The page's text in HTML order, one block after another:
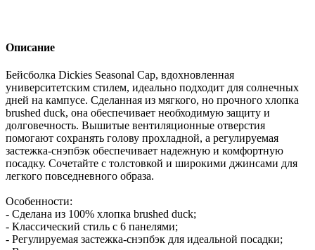
Описание
Бейсболка Dickies Seasonal Cap, вдохновленная
университетским стилем, идеально подходит для солнечных
дней на кампусе. Сделанная из мягкого, но прочного хлопка
brushed duck, она обеспечивает необходимую защиту и
долговечность. Вышитые вентиляционные отверстия
помогают сохранять голову прохладной, а регулируемая
застежка-снэпбэк обеспечивает надежную и комфортную
посадку. Сочетайте с толстовкой и широкими джинсами для
легкого повседневного образа.
Особенности:
- Сделана из 100% хлопка brushed duck;
- Классический стиль с 6 панелями;
- Регулируемая застежка-снэпбэк для идеальной посадки;